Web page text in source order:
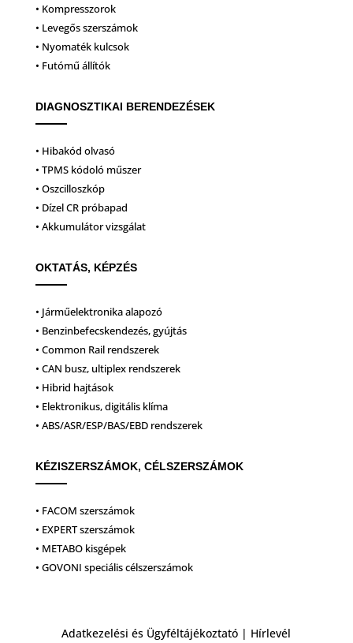
• Kompresszorok
• Levegős szerszámok
• Nyomaték kulcsok
• Futómű állítók
DIAGNOSZTIKAI BERENDEZÉSEK
• Hibakód olvasó
• TPMS kódoló műszer
• Oszcilloszkóp
• Dízel CR próbapad
• Akkumulátor vizsgálat
OKTATÁS, KÉPZÉS
• Járműelektronika alapozó
• Benzinbefecskendezés, gyújtás
• Common Rail rendszerek
• CAN busz, ultiplex rendszerek
• Hibrid hajtások
• Elektronikus, digitális klíma
• ABS/ASR/ESP/BAS/EBD rendszerek
KÉZISZERSZÁMOK, CÉLSZERSZÁMOK
• FACOM szerszámok
• EXPERT szerszámok
• METABO kisgépek
• GOVONI speciális célszerszámok
Adatkezelési és Ügyféltájékoztató | Hírlevél